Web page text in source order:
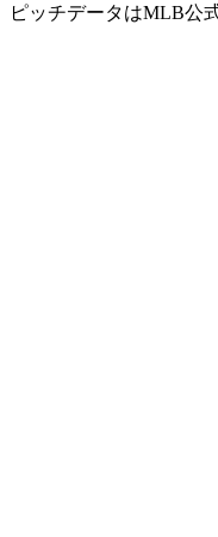
ピッチデータはMLB公